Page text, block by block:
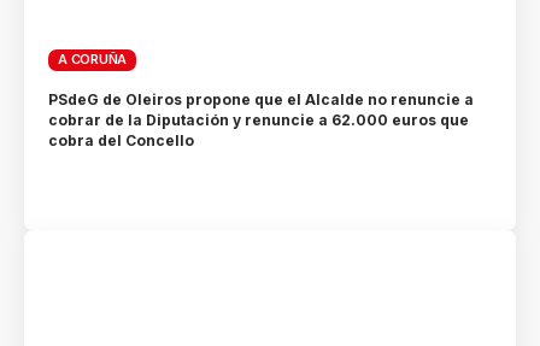
A CORUÑA
PSdeG de Oleiros propone que el Alcalde no renuncie a
cobrar de la Diputación y renuncie a 62.000 euros que
cobra del Concello